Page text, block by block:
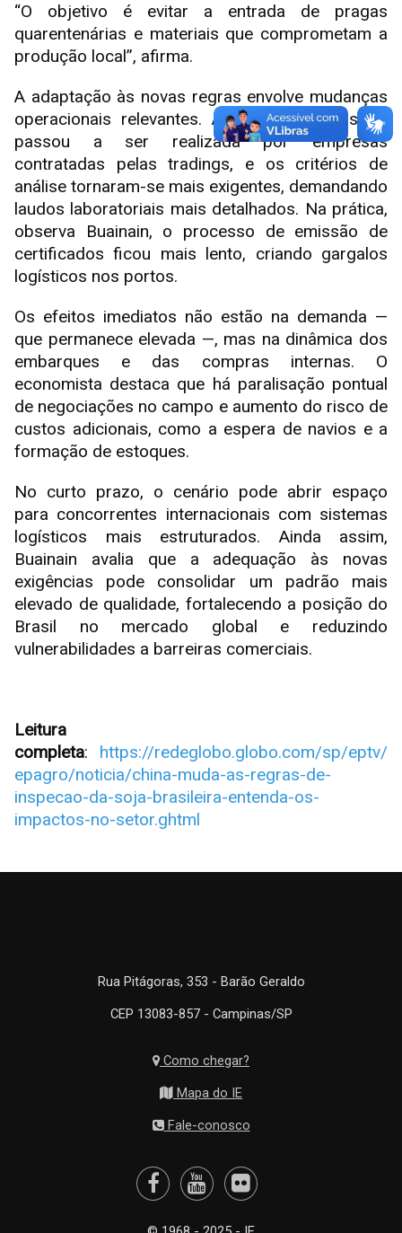
“O objetivo é evitar a entrada de pragas
quarentenárias e materiais que comprometam a
produção local”, afirma.
A adaptação às novas regras envolve mudanças
operacionais relevantes. A coleta de amostras
passou a ser realizada por empresas
contratadas pelas tradings, e os critérios de
análise tornaram-se mais exigentes, demandando
laudos laboratoriais mais detalhados. Na prática,
observa Buainain, o processo de emissão de
certificados ficou mais lento, criando gargalos
logísticos nos portos.
Os efeitos imediatos não estão na demanda —
que permanece elevada —, mas na dinâmica dos
embarques e das compras internas. O
economista destaca que há paralisação pontual
de negociações no campo e aumento do risco de
custos adicionais, como a espera de navios e a
formação de estoques.
No curto prazo, o cenário pode abrir espaço
para concorrentes internacionais com sistemas
logísticos mais estruturados. Ainda assim,
Buainain avalia que a adequação às novas
exigências pode consolidar um padrão mais
elevado de qualidade, fortalecendo a posição do
Brasil no mercado global e reduzindo
vulnerabilidades a barreiras comerciais.
Leitura
completa: https://redeglobo.globo.com/sp/eptv/
epagro/noticia/china-muda-as-regras-de-
inspecao-da-soja-brasileira-entenda-os-
impactos-no-setor.ghtml
Rua Pitágoras, 353 - Barão Geraldo
CEP 13083-857 - Campinas/SP
Como chegar?
Mapa do IE
Fale-conosco